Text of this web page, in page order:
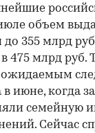
объем
до 355 млрд
475 млрд руб.
ожидаемым
в июне, когда
семейную
Сейчас